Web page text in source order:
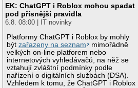
EK: ChatGPT i Roblox mohou spadat
pod přísnější pravidla
6.8. 08:00 | IT novinky
Platformy ChatGPT i Roblox by mohly
býtzařazeny na seznam
mimořádně
velkých on-line platforem nebo
internetových vyhledávačů, na něž se
vztahují zvláštní podmínky podle
nařízení o digitálních službách (DSA).
Vzhledem k tomu, že ChatGPT i Roblox